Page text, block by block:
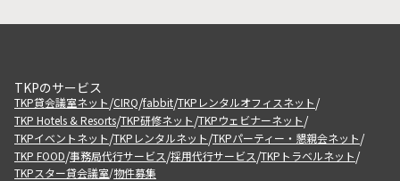
TKPのサービス
TKP貸会議室ネット/CIRQ/fabbit/TKPレンタルオフィスネット/
TKP Hotels & Resorts/TKP研修ネット/TKPウェビナーネット/
TKPイベントネット/TKPレンタルネット/TKPパーティー・懇親会ネット/
TKP FOOD/事務局代行サービス/採用代行サービス/TKPトラベルネット/
TKPスター貸会議室/物件募集